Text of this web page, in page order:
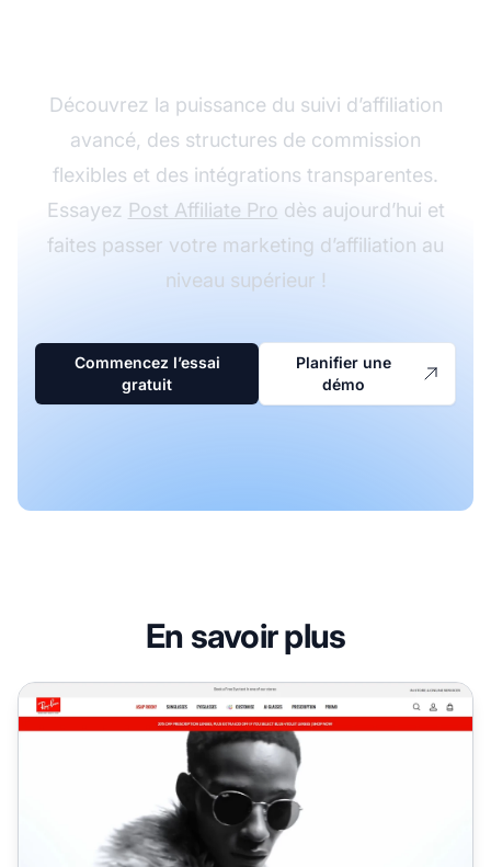
Découvrez la puissance du suivi d’affiliation
avancé, des structures de commission
flexibles et des intégrations transparentes.
Essayez Post Affiliate Pro dès aujourd’hui et
faites passer votre marketing d’affiliation au
niveau supérieur !
Commencez l’essai
gratuit
Planifier une
démo
En savoir plus
Programme d'affiliation Ray-Ban